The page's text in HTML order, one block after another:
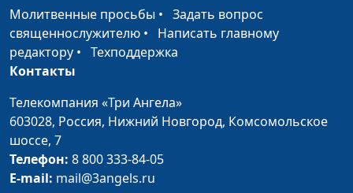
консультант
Навязчивые мысли
Юлия Синицына, Лидия
Аккуратность и
трудолюбие у детей
Юлия Синицына, Лидия
#187
Молитвенные просьбы • Задать вопрос
священнослужителю • Написать главному
редактору • Техподдержка
Контакты
Телекомпания «Три Ангела»
603028, Россия, Нижний Новгород, Комсомольское
шоссе, 7
Телефон: 8 800 333-84-05
E-mail: mail@3angels.ru